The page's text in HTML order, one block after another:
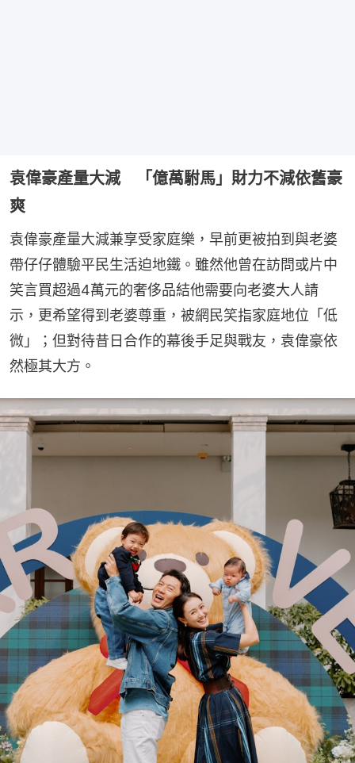
袁偉豪產量大減 「億萬駙馬」財力不減依舊豪
爽
袁偉豪產量大減兼享受家庭樂，早前更被拍到與老婆
帶仔仔體驗平民生活迫地鐵。雖然他曾在訪問或片中
笑言買超過4萬元的奢侈品結他需要向老婆大人請
示，更希望得到老婆尊重，被網民笑指家庭地位「低
微」；但對待昔日合作的幕後手足與戰友，袁偉豪依
然極其大方。